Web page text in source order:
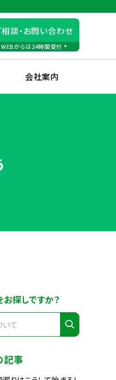
相談・お問い合わせ
WEBからは24時間受付
会社案内
探しですか？
記事